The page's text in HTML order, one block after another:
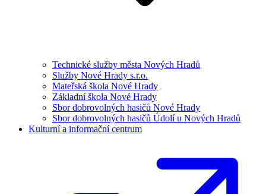
Technické služby města Nových Hradů
Služby Nové Hrady s.r.o.
Mateřská škola Nové Hrady
Základní škola Nové Hrady
Sbor dobrovolných hasičů Nové Hrady
Sbor dobrovolných hasičů Údolí u Nových Hradů
Kulturní a informační centrum